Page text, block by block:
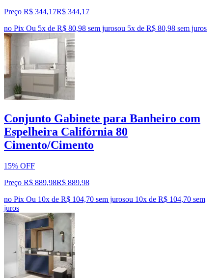
Preço R$ 344,17R$ 344,17
no Pix Ou 5x de R$ 80,98 sem jurosou 5x de R$ 80,98 sem juros
Conjunto Gabinete para Banheiro com
Espelheira Califórnia 80
Cimento/Cimento
15% OFF
Preço R$ 889,98R$ 889,98
no Pix Ou 10x de R$ 104,70 sem jurosou 10x de R$ 104,70 sem
juros